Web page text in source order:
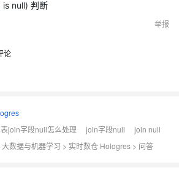
null) 判断
举报
论
join字段null怎么处理 join字段null
join null
大数据与机器学习 > 实时数仓 Hologres > 问答